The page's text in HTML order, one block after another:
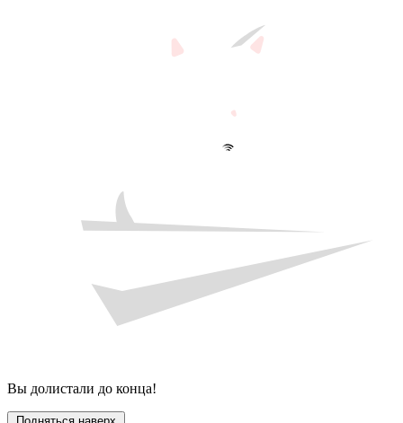
Вы долистали до конца!